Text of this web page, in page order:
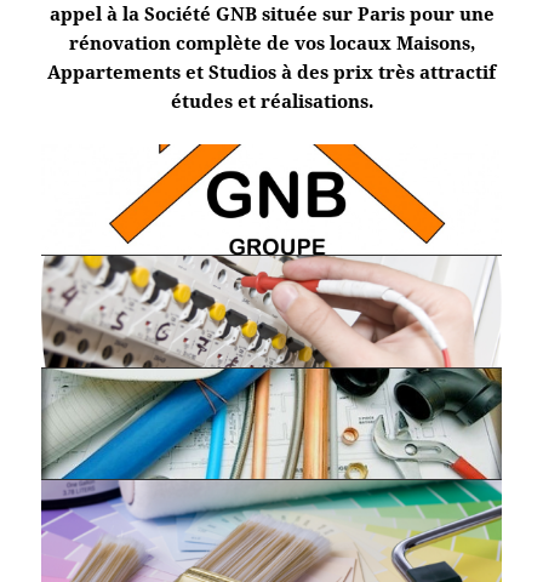
appel à la Société GNB située sur Paris pour une
rénovation complète de vos locaux Maisons,
Appartements et Studios à des prix très attractif
études et réalisations.